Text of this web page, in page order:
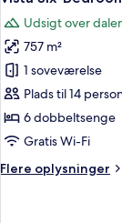
alle
billeder
af
Vista
Six-
Bedroom
Grand
Udsigt over
757 m²
1 soveværelse
Plads til 14
6 dobbeltsenge
Gratis Wi-Fi
Flere oplysninger
Flere